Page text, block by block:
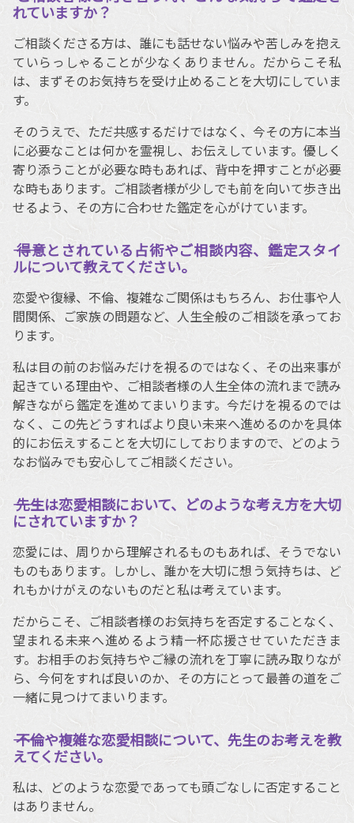
れていますか？
ご相談くださる方は、誰にも話せない悩みや苦しみを抱え
ていらっしゃることが少なくありません。だからこそ私
は、まずそのお気持ちを受け止めることを大切にしていま
す。
そのうえで、ただ共感するだけではなく、今その方に本当
に必要なことは何かを霊視し、お伝えしています。優しく
寄り添うことが必要な時もあれば、背中を押すことが必要
な時もあります。ご相談者様が少しでも前を向いて歩き出
せるよう、その方に合わせた鑑定を心がけています。
―― 得意とされている占術やご相談内容、鑑定スタイ
ルについて教えてください。
恋愛や復縁、不倫、複雑なご関係はもちろん、お仕事や人
間関係、ご家族の問題など、人生全般のご相談を承ってお
ります。
私は目の前のお悩みだけを視るのではなく、その出来事が
起きている理由や、ご相談者様の人生全体の流れまで読み
解きながら鑑定を進めてまいります。今だけを視るのでは
なく、この先どうすればより良い未来へ進めるのかを具体
的にお伝えすることを大切にしておりますので、どのよう
なお悩みでも安心してご相談ください。
―― 先生は恋愛相談において、どのような考え方を大切
にされていますか？
恋愛には、周りから理解されるものもあれば、そうでない
ものもあります。しかし、誰かを大切に想う気持ちは、ど
れもかけがえのないものだと私は考えています。
だからこそ、ご相談者様のお気持ちを否定することなく、
望まれる未来へ進めるよう精一杯応援させていただきま
す。お相手のお気持ちやご縁の流れを丁寧に読み取りなが
ら、今何をすれば良いのか、その方にとって最善の道をご
一緒に見つけてまいります。
―― 不倫や複雑な恋愛相談について、先生のお考えを教
えてください。
私は、どのような恋愛であっても頭ごなしに否定すること
はありません。